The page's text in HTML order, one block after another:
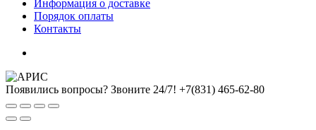
Информация о доставке
Порядок оплаты
Контакты
Появились вопросы? Звоните 24/7! +7(831) 465-62-80